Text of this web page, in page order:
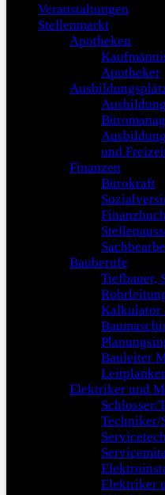
Veranstaltungen
Stellenmarkt
Apotheken
Apotheker
und
Finanzen
Bürokraft
Bauberufe
Tiefbauer,
Kalkulator
Bauleiter
Elektriker und
Schlosser/
Techniker/
Elektriker